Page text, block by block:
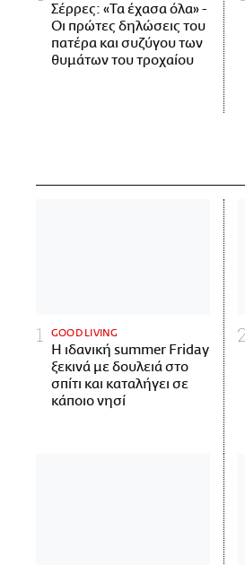
Σέρρες: «Τα έχασα όλα» -
Οι πρώτες δηλώσεις του
πατέρα και συζύγου των
θυμάτων του τροχαίου
GOOD LIVING
Η ιδανική summer Friday
ξεκινά με δουλειά στο
σπίτι και καταλήγει σε
κάποιο νησί